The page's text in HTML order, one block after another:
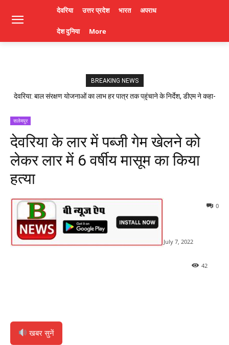
देवरिया उत्तर प्रदेश भारत अपराध
देश दुनिया More
BREAKING NEWS
देवरिया: बाल संरक्षण योजनाओं का लाभ हर पात्र तक पहुंचाने के निर्देश, डीएम ने कहा-
सलेमपुर
देवरिया के लार में पब्जी गेम खेलने को
लेकर लार में 6 वर्षीय मासूम का किया
हत्या
July 7, 2022
0
42
खबर सुनें